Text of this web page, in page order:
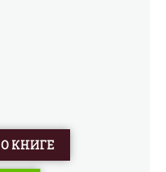
О КНИГЕ